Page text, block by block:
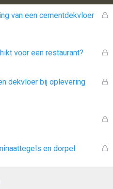
G
o
van een cementdekvloer
G
voor een restaurant?
G
o
dekvloer bij oplevering
G
G
en dorpel
Link